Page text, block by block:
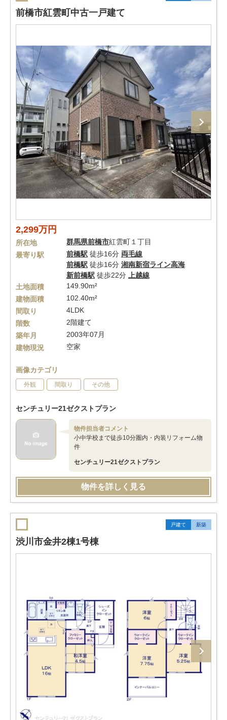
前橋市紅雲町中古一戸建て
2,299万円
所在地 群馬県前橋市紅雲町１丁目
最寄り駅
前橋駅 徒歩16分 両毛線
前橋駅 徒歩16分 湘南新宿ライン高海
新前橋駅 徒歩22分
上越線
土地面積
149.90m²
建物面積
102.40m²
間取り
4LDK
階数
2階建て
築年月
2003年07月
建物現況
空家
画像カテゴリ
外観 間取り その他
センチュリー21ゼクストプラン
物件担当者コメント
小中学校まで徒歩10分圏内・内装リフォーム物
件
センチュリー21ゼクストプラン
物件を詳しく見る
戸建て 新築
渋川市金井2棟1号棟